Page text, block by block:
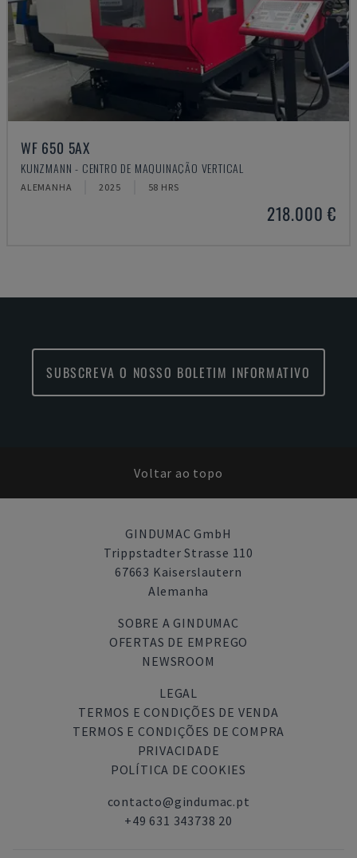
WF 650 5AX
KUNZMANN - CENTRO DE MAQUINAÇÃO VERTICAL
ALEMANHA 2025 58 HRS
218.000 €
SUBSCREVA O NOSSO BOLETIM INFORMATIVO
Voltar ao topo
GINDUMAC GmbH
Trippstadter Strasse 110
67663 Kaiserslautern
Alemanha
SOBRE A GINDUMAC
OFERTAS DE EMPREGO
NEWSROOM
LEGAL
TERMOS E CONDIÇÕES DE VENDA
TERMOS E CONDIÇÕES DE COMPRA
PRIVACIDADE
POLÍTICA DE COOKIES
contacto@gindumac.pt
+49 631 343738 20